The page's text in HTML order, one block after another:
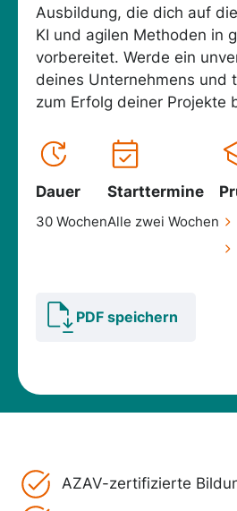
Ausbildung, die dich auf
KI und agilen Methoden in
vorbereitet. Werde ein
deines Unternehmens und
zum Erfolg deiner Projekte
Dauer
30 Wochen
Starttermine
Alle zwei Wochen
PDF speichern
AZAV-zertifizierte